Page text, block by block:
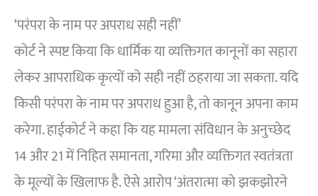
‘परंपरा के नाम पर अपराध सही नहीं’
कोर्ट ने स्पष्ट किया कि धार्मिक या व्यक्तिगत कानूनों का सहारा
लेकर आपराधिक कृत्यों को सही नहीं ठहराया जा सकता. यदि
किसी परंपरा के नाम पर अपराध हुआ है, तो कानून अपना काम
करेगा. हाईकोर्ट ने कहा कि यह मामला संविधान के अनुच्छेद
14 और 21 में निहित समानता, गरिमा और व्यक्तिगत स्वतंत्रता
के मूल्यों के खिलाफ है. ऐसे आरोप ‘अंतरात्मा को झकझोरने